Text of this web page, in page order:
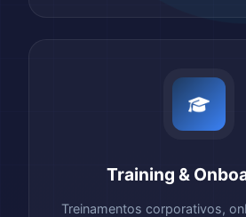
Training &
Treinamentos corporativos,